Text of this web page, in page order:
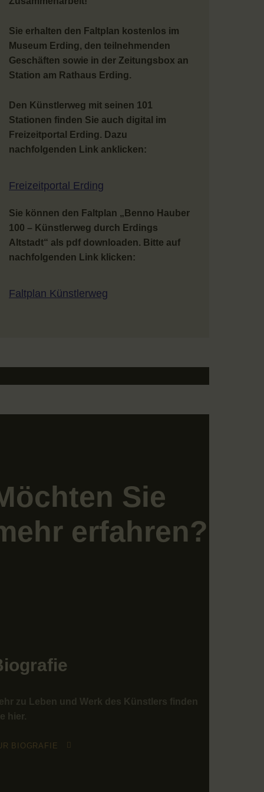
Sie erhalten den Faltplan kostenlos im
Museum Erding, den teilnehmenden
Geschäften sowie in der Zeitungsbox an
Station am Rathaus Erding.
Den Künstlerweg mit seinen 101
Stationen finden Sie auch digital im
Freizeitportal Erding. Dazu
nachfolgenden Link anklicken:
Freizeitportal Erding
Sie können den Faltplan „Benno Hauber
100 – Künstlerweg durch Erdings
Altstadt“ als pdf downloaden. Bitte auf
nachfolgenden Link klicken:
Faltplan Künstlerweg
Sie
erfahren?
zu Leben und Werk des Künstlers finden
hier.
BIOGRAFIE